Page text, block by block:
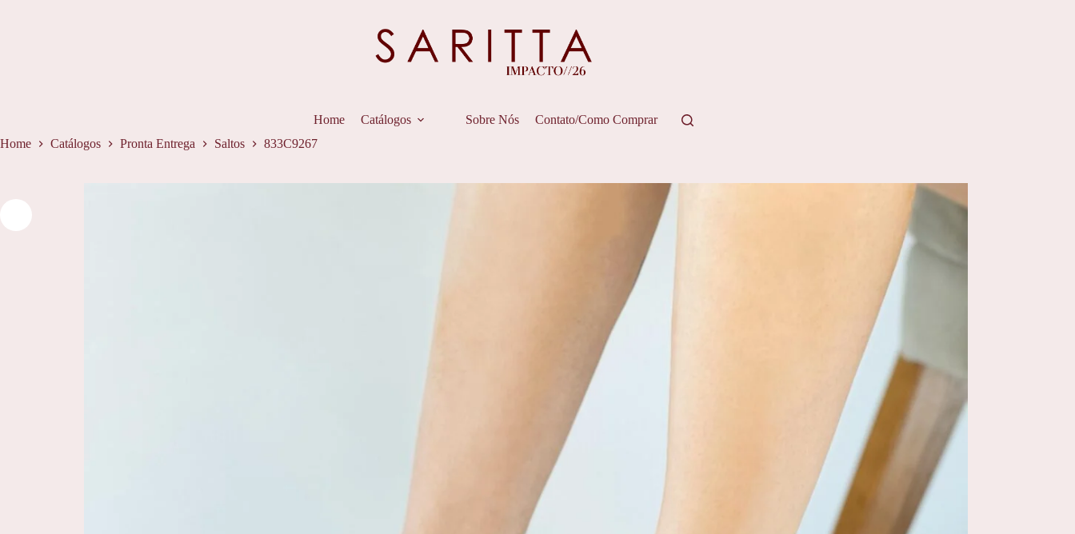
Home Catálogos Sobre Nós
Contato/Como Comprar
Home
Catálogos Pronta Entrega Saltos 833C9267